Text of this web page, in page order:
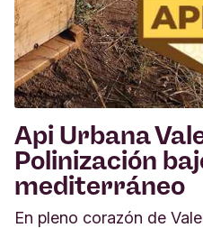
Api Urbana
Polinización
mediterráneo
En pleno corazón de